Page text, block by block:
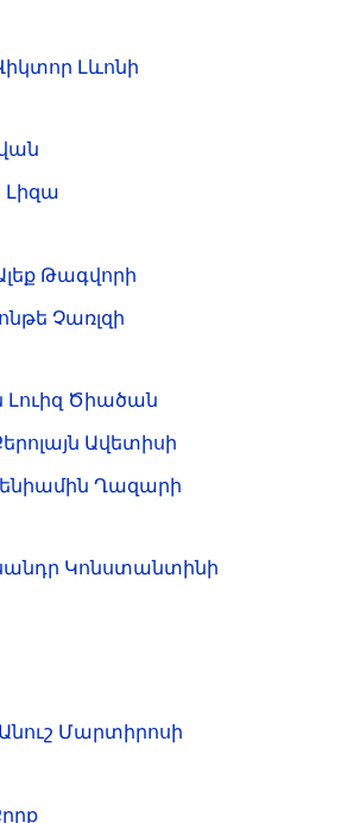
Լևոնի
Թագվորի
Չառլզի
Լուիզ Ծիածան
Ավետիսի
Ղազարի
Կոնստանտինի
Մարտիրոսի